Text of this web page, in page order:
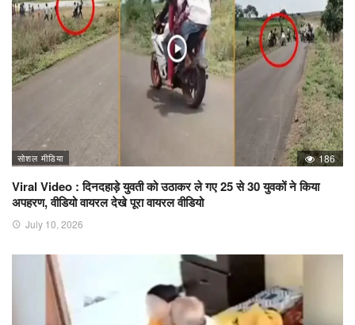
सोशल मीडिया 186
Viral Video : दिनदहाड़े युवती को उठाकर ले गए 25 से 30 युवकों ने किया
अपहरण, वीडियो वायरल देखे पूरा वायरल वीडियो
July 10, 2026